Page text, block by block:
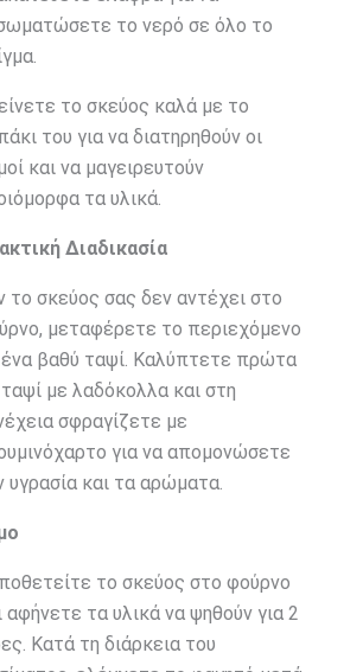
το νερό σε όλο το
το σκεύος καλά με το
του για να διατηρηθούν οι
και να μαγειρευτούν
τα υλικά.
Διαδικασία
το σκεύος σας δεν αντέχει στο
μεταφέρετε το περιεχόμενο
βαθύ ταψί. Καλύπτετε πρώτα
με λαδόκολλα και στη
σφραγίζετε με
για να απομονώσετε
υγρασία και τα αρώματα.
το σκεύος στο φούρνο
αφήνετε τα υλικά να ψηθούν για 2
Κατά τη διάρκεια του